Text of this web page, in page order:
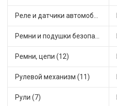
Реле и датчики автомобильные (111)
Ремни и подушки безопасности (6)
Ремни, цепи (12)
Рулевой механизм (11)
Рули (7)